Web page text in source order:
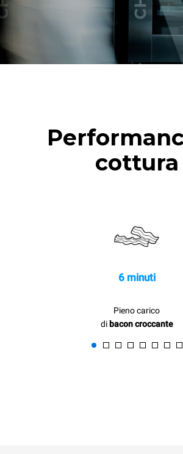
cottura
6 minuti
Pieno carico
di bacon croccante